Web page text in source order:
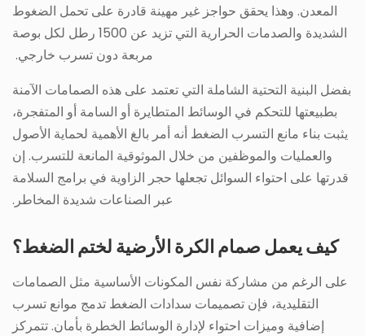
المعدن. وهذا يحقق حواجز غير مهينة قادرة على تحمل الضغوط
الشديدة والصدمات الحرارية التي تزيد عن 1500 رطل لكل بوصة
مربعة دون تسرب خارجي.
بفضل البنية التحتية الشاملة التي تعتمد على هذه الصمامات الآمنة
بطبيعتها للتحكم في الوسائط المتطايرة أو السامة أو المتفجرة،
يثبت بناء مانع التسرب الضغط أنه أمر بالغ الأهمية لحماية الأصول
والعمليات والموظفين من خلال الموثوقية المانعة للتسرب. إن
قدرتها على احتواء السوائل تجعلها حجر الزاوية في برامج السلامة
عبر الصناعات شديدة المخاطر.
كيف يعمل صمام الكرة الأرضية لختم الضغط؟
على الرغم من مشاركة نفس المكونات الأساسية مثل الصمامات
التقليدية، فإن تصميمات سدادات الضغط تدمج موانع تسرب
إضافية وميزات احتواء لإدارة الوسائط الخطرة بأمان. تتمركز